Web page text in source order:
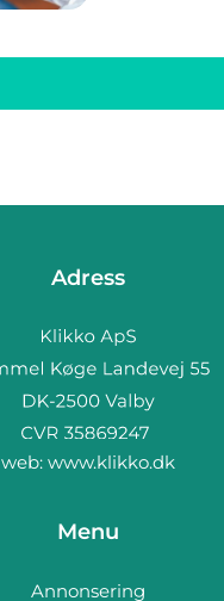
mål som
omedelbar
Adress
web: www.klikko.dk
Menu
Annonsering